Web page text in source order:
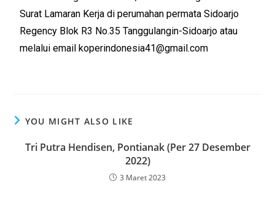
Surat Lamaran Kerja di perumahan permata Sidoarjo
Regency Blok R3 No.35 Tanggulangin-Sidoarjo atau
melalui email koperindonesia41@gmail.com
YOU MIGHT ALSO LIKE
Tri Putra Hendisen, Pontianak (Per 27 Desember
2022)
3 Maret 2023